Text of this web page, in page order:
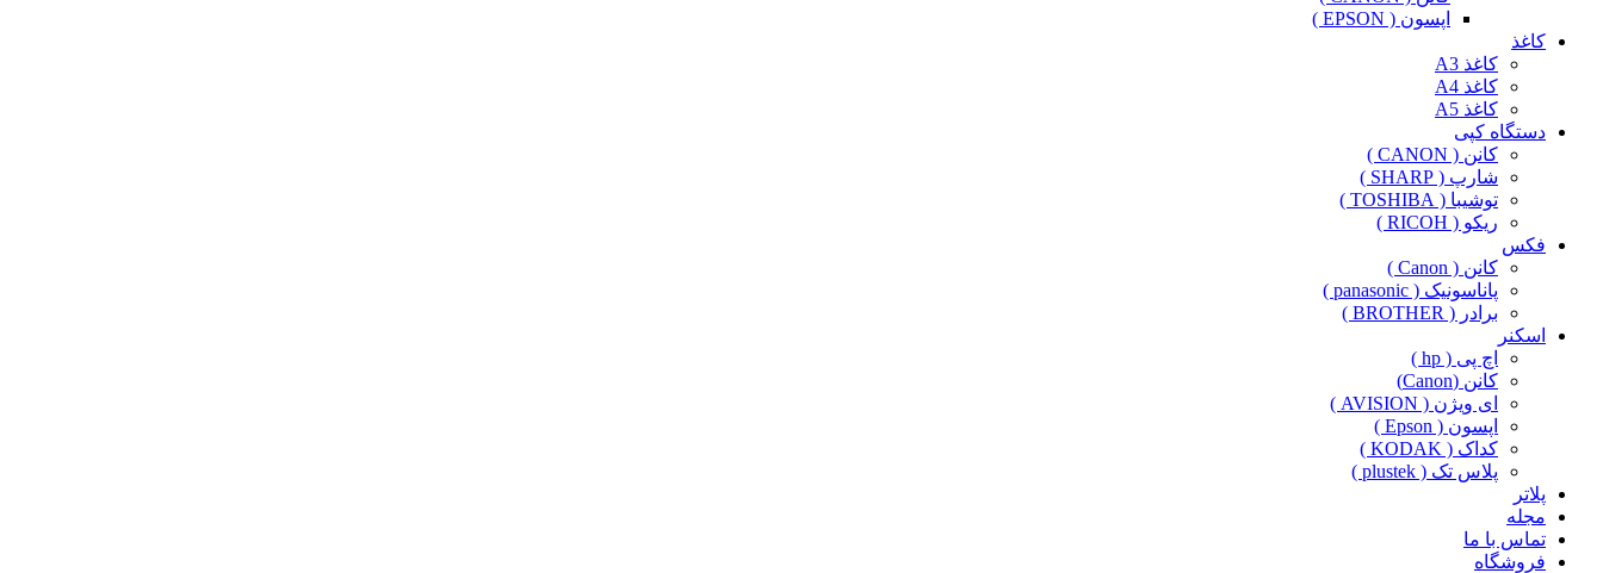
اپسون ( EPSON )
کاغذ
کاغذ A3
کاغذ A4
کاغذ A5
دستگاه کپی
کانن ( CANON )
شارپ ( SHARP )
توشیبا ( TOSHIBA )
ریکو ( RICOH )
فکس
کانن ( Canon )
پاناسونیک ( panasonic )
برادر ( BROTHER )
اسکنر
اچ پی ( hp )
کانن (Canon)
ای ویژن ( AVISION )
اپسون ( Epson )
کداک ( KODAK )
پلاس تک ( plustek )
پلاتر
مجله
تماس با ما
فروشگاه